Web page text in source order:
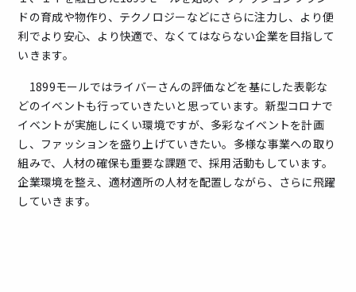
ドの育成や物作り、テクノロジーなどにさらに注力し、より便
利でより安心、より快適で、なくてはならない企業を目指して
いきます。
1899モールではライバーさんの評価などを基にした表彰な
どのイベントも行っていきたいと思っています。新型コロナで
イベントが実施しにくい環境ですが、多彩なイベントを計画
し、ファッションを盛り上げていきたい。多様な事業への取り
組みで、人材の確保も重要な課題で、採用活動もしています。
企業環境を整え、適材適所の人材を配置しながら、さらに飛躍
していきます。